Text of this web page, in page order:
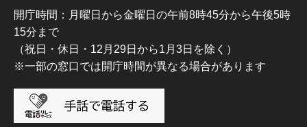
開庁時間：月曜日から金曜日の午前8時45分から午後5時
15分まで
（祝日・休日・12月29日から1月3日を除く）
※一部の窓口では開庁時間が異なる場合があります